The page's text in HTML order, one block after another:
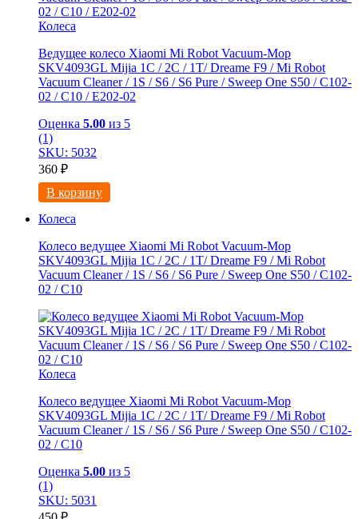
Колеса
Ведущее колесо Xiaomi Mi Robot Vacuum-Mop
SKV4093GL Mijia 1C / 2C / 1T/ Dreame F9 / Mi Robot
Vacuum Cleaner / 1S / S6 / S6 Pure / Sweep One S50 / C102-
02 / С10 / E202-02
Оценка 5.00 из 5
(1)
SKU: 5032
360 ₽
В корзину
Колеса
Колесо ведущее Xiaomi Mi Robot Vacuum-Mop
SKV4093GL Mijia 1C / 2C / 1T/ Dreame F9 / Mi Robot
Vacuum Cleaner / 1S / S6 / S6 Pure / Sweep One S50 / C102-
02 / С10
Колеса
Колесо ведущее Xiaomi Mi Robot Vacuum-Mop
SKV4093GL Mijia 1C / 2C / 1T/ Dreame F9 / Mi Robot
Vacuum Cleaner / 1S / S6 / S6 Pure / Sweep One S50 / C102-
02 / С10
Оценка 5.00 из 5
(1)
SKU: 5031